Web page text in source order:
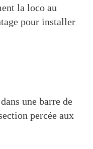
la loco au
pour installer
une barre de
percée aux